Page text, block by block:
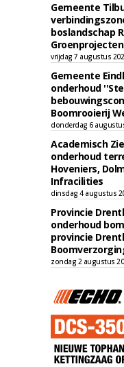
Gemeente
boslandschap
Groenprojecten
vrijdag 7 augustus
Gemeente
onderhoud
Boomrooierij
donderdag 6
Academisch
onderhoud
Hoveniers,
Infracilities
dinsdag 4 augustus
Provincie
onderhoud
provincie
zondag 2 augustus